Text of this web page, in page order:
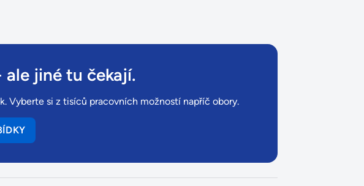
jiné tu čekají.
Vyberte si z tisíců pracovních možností napříč obory.